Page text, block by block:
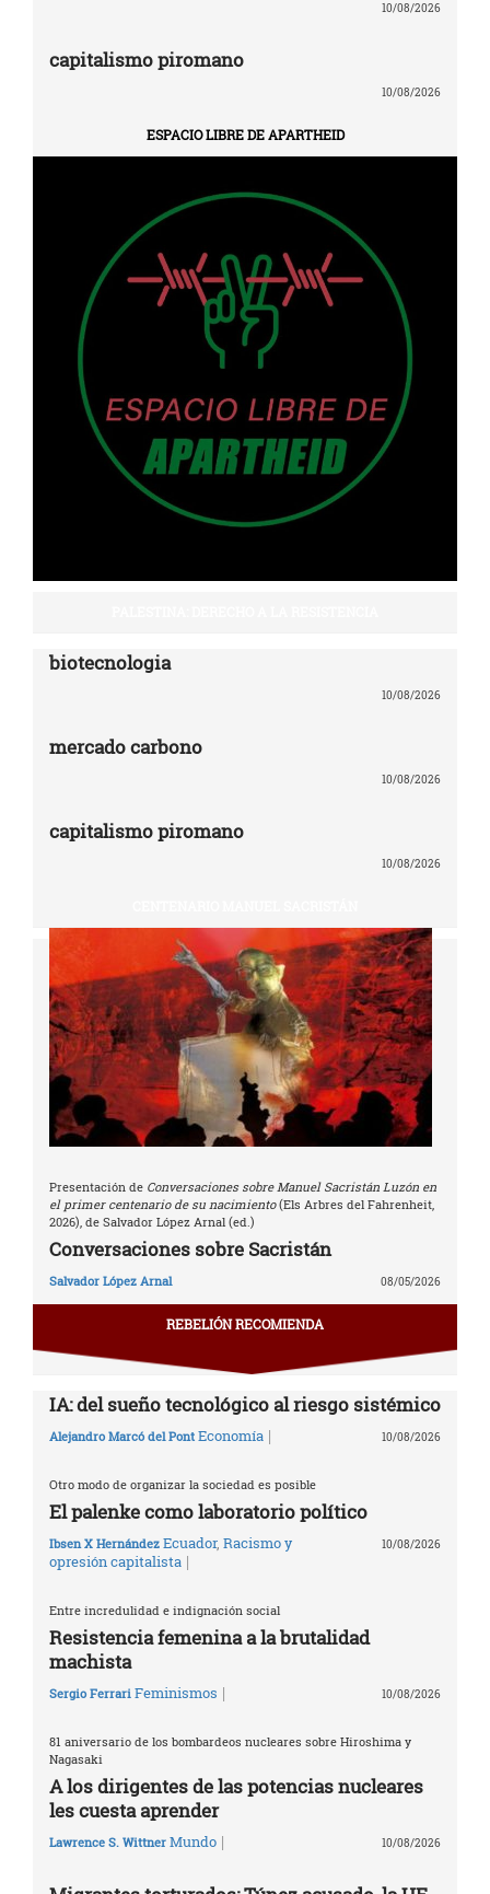
10/08/2026
capitalismo piromano
10/08/2026
ESPACIO LIBRE DE APARTHEID
biotecnologia
10/08/2026
mercado carbono
10/08/2026
capitalismo piromano
10/08/2026
Presentación de Conversaciones sobre Manuel Sacristán Luzón en
el primer centenario de su nacimiento(Els Arbres del Fahrenheit,
2026), de Salvador López Arnal (ed.)
Conversaciones sobre Sacristán
Salvador López Arnal 08/05/2026
REBELIÓN RECOMIENDA
IA: del sueño tecnológico al riesgo sistémico
Alejandro Marcó del Pont Economía | 10/08/2026
Otro modo de organizar la sociedad es posible
El palenke como laboratorio político
Ibsen X Hernández Ecuador, Racismo y
opresión capitalista |
10/08/2026
Entre incredulidad e indignación social
Resistencia femenina a la brutalidad
machista
Sergio Ferrari Feminismos | 10/08/2026
81 aniversario de los bombardeos nucleares sobre Hiroshima y
Nagasaki
A los dirigentes de las potencias nucleares
les cuesta aprender
Lawrence S. Wittner Mundo | 10/08/2026